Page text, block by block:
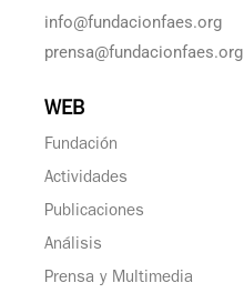
info@fundacionfaes.org
prensa@fundacionfaes.org
WEB
Fundación
Actividades
Publicaciones
Análisis
Prensa y Multimedia